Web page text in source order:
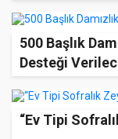
500 Başlık
Desteği
“Ev Tipi